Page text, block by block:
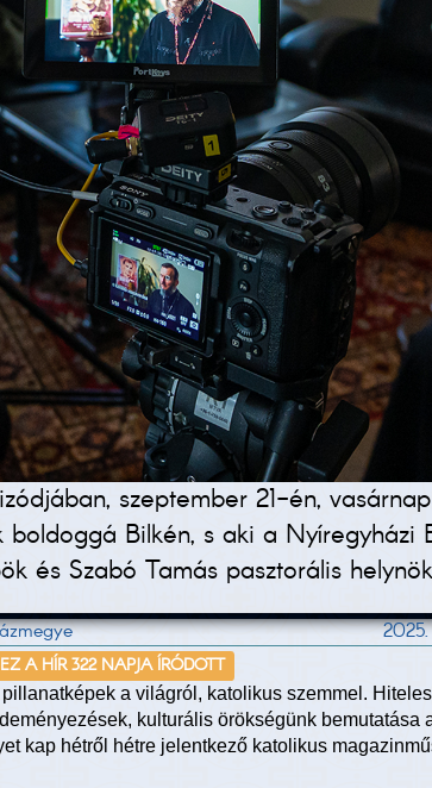
szeptember 21-én,
Bilkén, s aki a
és Szabó Tamás pasztorális
2025.
A HÍR 322 NAPJA ÍRÓDOTT
a világról, katolikus szemmel.
kulturális örökségünk bemutatása
kap hétről hétre jelentkező katolikus